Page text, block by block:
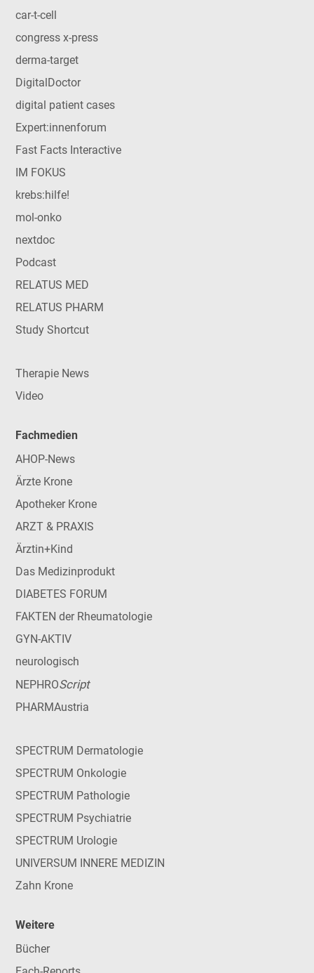
car-t-cell
congress x-press
derma-target
DigitalDoctor
digital patient cases
Expert:innenforum
Fast Facts Interactive
IM FOKUS
krebs:hilfe!
mol-onko
nextdoc
Podcast
RELATUS MED
RELATUS PHARM
Study Shortcut
Therapie News
Video
Fachmedien
AHOP-News
Ärzte Krone
Apotheker Krone
ARZT & PRAXIS
Ärztin+Kind
Das Medizinprodukt
DIABETES FORUM
FAKTEN der Rheumatologie
GYN-AKTIV
neurologisch
NEPHROScript
PHARMAustria
SPECTRUM Dermatologie
SPECTRUM Onkologie
SPECTRUM Pathologie
SPECTRUM Psychiatrie
SPECTRUM Urologie
UNIVERSUM INNERE MEDIZIN
Zahn Krone
Weitere
Bücher